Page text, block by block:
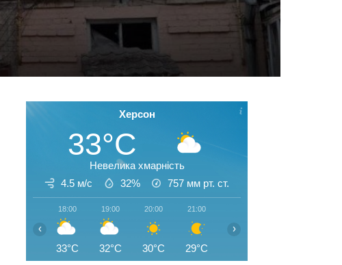
Херсон
33°C
Невелика хмарність
4.5 м/с
32% 757 мм рт. ст.
18:00
33°C
19:00
32°C
20:00
30°C
21:00
29°C
‹ ›